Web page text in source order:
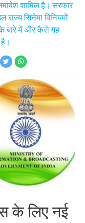
शामिल है। सरकार
सिनेमा विनियमों
के बारे में और कैसे यह
के लिए नई